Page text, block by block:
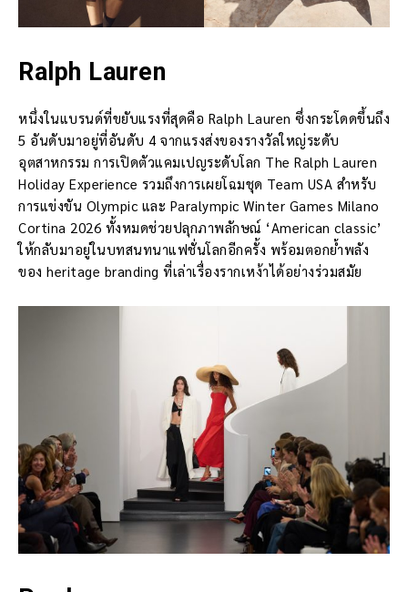
Ralph Lauren
หนึ่งในแบรนด์ที่ขยับแรงที่สุดคือ Ralph Lauren ซึ่งกระโดดขึ้นถึง
5 อันดับมาอยู่ที่อันดับ 4 จากแรงส่งของรางวัลใหญ่ระดับ
อุตสาหกรรม การเปิดตัวแคมเปญระดับโลก The Ralph Lauren
Holiday Experience รวมถึงการเผยโฉมชุด Team USA สำหรับ
การแข่งขัน Olympic และ Paralympic Winter Games Milano
Cortina 2026 ทั้งหมดช่วยปลุกภาพลักษณ์ ‘American classic’
ให้กลับมาอยู่ในบทสนทนาแฟชั่นโลกอีกครั้ง พร้อมตอกย้ำพลัง
ของ heritage branding ที่เล่าเรื่องรากเหง้าได้อย่างร่วมสมัย